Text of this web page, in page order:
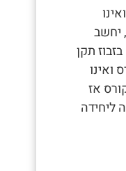
יחשב
תקן
ואינו
אז
ליחידה